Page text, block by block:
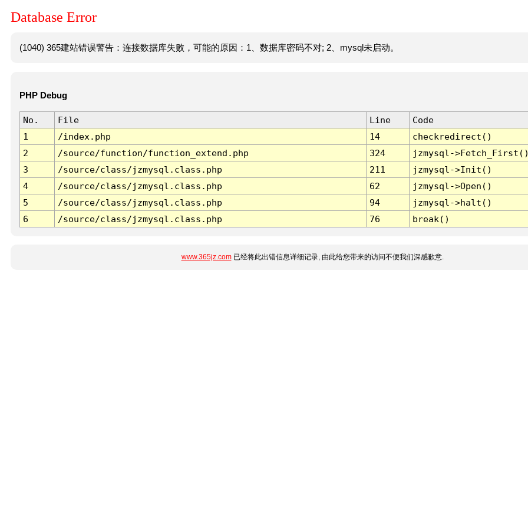
Database Error
(1040) 365建站错误警告：连接数据库失败，可能的原因：1、数据库密码不对; 2、mysql未启动。
PHP Debug
No. File Line
Code
1
/index.php 14
checkredirect()
2
/source/function/function_extend.php 324
jzmysql-
3
/source/class/jzmysql.class.php 211
jzmysql->Init()
4
/source/class/jzmysql.class.php 62
jzmysql->Open()
5
/source/class/jzmysql.class.php 94
jzmysql->halt()
6
/source/class/jzmysql.class.php 76 break()
www.365jz.com已经将此出错信息详细记录, 由此给您带来的访问不便我们深感歉意.